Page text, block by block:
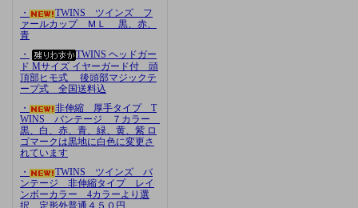
・
TWINS ツインズ フ
ァールカップ ＭＬ 黒、赤、
青
・
TWINS ヘッドガー
ド Mサイズ イヤーガード付 頭
頂部ヒモ式 後頭部マジックテ
ープ式 全国送料込
・
非伸縮 厚手タイプ T
WINS バンテージ ７カラー
黒、白、赤、青、緑、黄、紫 ロ
ゴマークは黒地に白色に変更さ
れています
・
TWINS ツインズ バ
ンテージ 非伸縮タイプ レイ
ンボーカラー 4カラーより選